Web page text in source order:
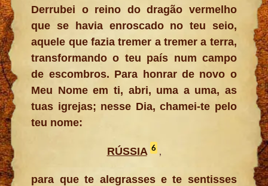
Derrubei o reino do dragão vermelho
que se havia enroscado no teu seio,
aquele que fazia tremer a tremer a terra,
transformando o teu país num campo
de escombros. Para honrar de novo o
Meu Nome em ti, abri, uma a uma, as
tuas igrejas; nesse Dia, chamei-te pelo
teu nome:
RÚSSIA 6,
para que te alegrasses e te sentisses